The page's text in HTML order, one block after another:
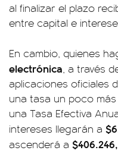
al finalizar el plazo
entre capital e
En cambio, quienes
electrónica, a través
aplicaciones oficiales
una tasa un poco más
una Tasa Efectiva
intereses llegarán a
ascenderá a